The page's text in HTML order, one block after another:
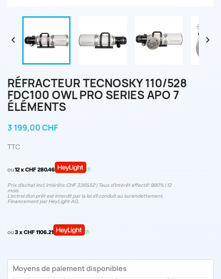
 
RÉFRACTEUR TECNOSKY 110/528
FDC100 OWL PRO SERIES APO 7
ÉLÉMENTS
3 199,00 CHF
TTC
ou12 x CHF 280.46
Prix d’achat incl. intérêts: CHF 3365.52 | Taux d‘intérêt effectif: 9.90% | 12
mois.
L'octroi d'un prêt est interdit par la loi s'il conduit au surendettement.
Financement par HeyLight AG.
ou3 x CHF 1106.21
Moyens de paiement disponibles